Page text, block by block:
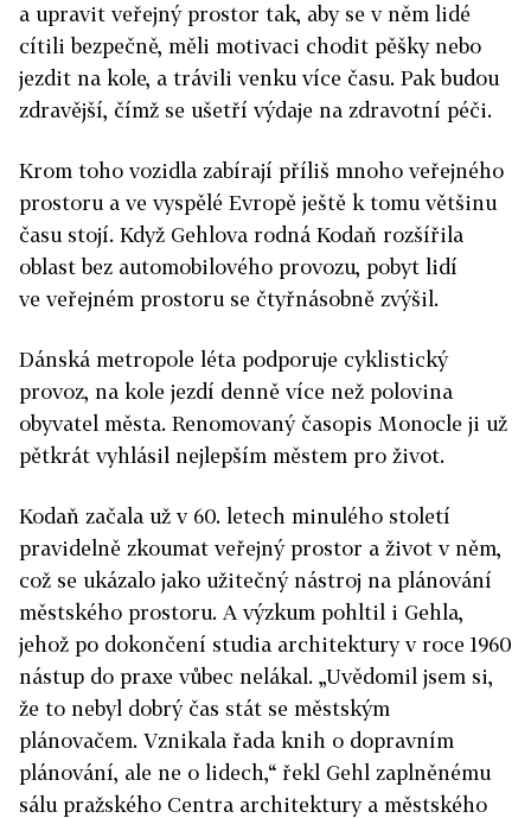
a upravit veřejný prostor tak, aby se v něm lidé
cítili bezpečně, měli motivaci chodit pěšky nebo
jezdit na kole, a trávili venku více času. Pak budou
zdravější, čímž se ušetří výdaje na zdravotní péči.
Krom toho vozidla zabírají příliš mnoho veřejného
prostoru a ve vyspělé Evropě ještě k tomu většinu
času stojí. Když Gehlova rodná Kodaň rozšířila
oblast bez automobilového provozu, pobyt lidí
ve veřejném prostoru se čtyřnásobně zvýšil.
Dánská metropole léta podporuje cyklistický
provoz, na kole jezdí denně více než polovina
obyvatel města. Renomovaný časopis Monocle ji už
pětkrát vyhlásil nejlepším městem pro život.
Kodaň začala už v 60. letech minulého století
pravidelně zkoumat veřejný prostor a život v něm,
což se ukázalo jako užitečný nástroj na plánování
městského prostoru. A výzkum pohltil i Gehla,
jehož po dokončení studia architektury v roce 1960
nástup do praxe vůbec nelákal. „Uvědomil jsem si,
že to nebyl dobrý čas stát se městským
plánovačem. Vznikala řada knih o dopravním
plánování, ale ne o lidech,“ řekl Gehl zaplněnému
sálu pražského Centra architektury a městského